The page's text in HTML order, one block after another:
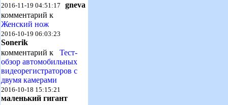
2016-11-19 04:51:17 gneva
комментарий к
Женский нож
2016-10-19 06:03:23
Sonerik
комментарий к Тест-
обзор автомобильных
видеорегистраторов с
двумя камерами
2016-10-18 15:15:21
маленький гигант